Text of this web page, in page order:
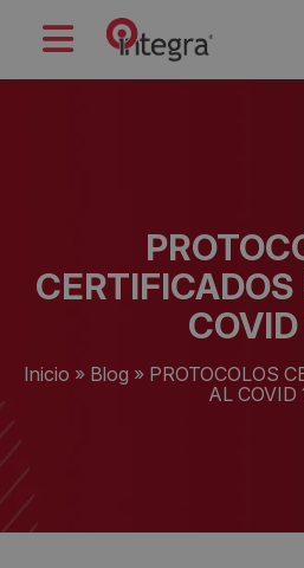
COVID
Inicio » Blog » PROTOCOLOS
AL COVID